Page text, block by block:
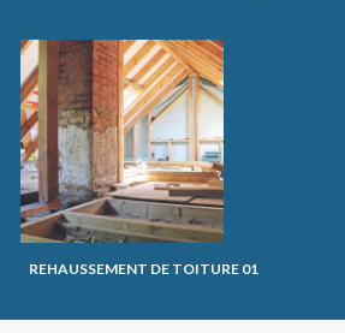
REHAUSSEMENT DE TOITURE 01